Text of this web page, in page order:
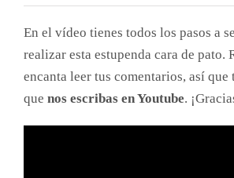
En el vídeo tienes todos los pasos a
realizar esta estupenda cara de pato.
encanta leer tus comentarios, así que
que nos escribas en Youtube.